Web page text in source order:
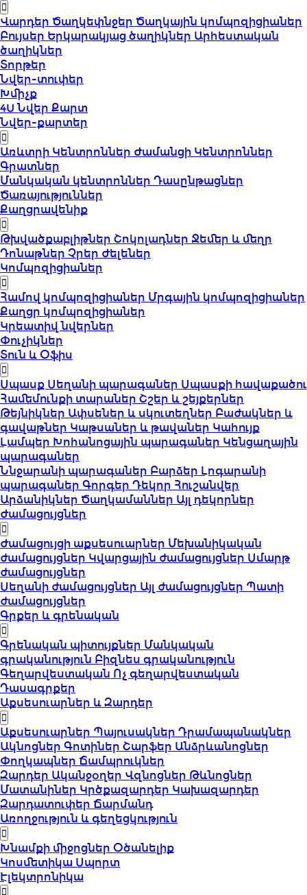
Վարդեր Ծաղկեփնջեր Ծաղկային կոմպոզիցիաներ
Բույսեր Երկարակյաց ծաղիկներ Արհեստական
ծաղիկներ
Տորթեր
Նվեր-տուփեր
Խմիչք
4U Նվեր Քարտ
Նվեր-քարտեր
Առևտրի Կենտրոններ Ժամանցի Կենտրոններ
Գրատներ
Մանկական կենտրոններ Դասընթացներ
Ծառայություններ
Քաղցրավենիք
Թխվածքաբլիթներ Շոկոլադներ Ջեմեր և մեղր
Դոնաթներ Չրեր Ժելեներ
Կոմպոզիցիաներ
Համով կոմպոզիցիաներ Մրգային կոմպոզիցիաներ
Քաղցր կոմպոզիցիաներ
Կրեատիվ նվերներ
Փուչիկներ
Տուն և Օֆիս
Սպասք Սեղանի պարագաներ Սպասքի հավաքածու
Համեմունքի տարաներ Շշեր և շեյքերներ
Թեյնիկներ Ափսեներ և սկուտեղներ Բաժակներ և
գավաթներ Կաթսաներ և թավաներ Կահույք
Լամպեր Խոհանոցային պարագաներ Կենցաղային
պարագաներ
Ննջարանի պարագաներ Բարձեր Լոգարանի
պարագաներ Գորգեր Դեկոր Հուշանվեր
Արձանիկներ Ծաղկամաններ Այլ դեկորներ
Ժամացույցներ
Ժամացույցի աքսեսուարներ Մեխանիկական
ժամացույցներ Կվարցային ժամացույցներ Սմարթ
ժամացույցներ
Սեղանի ժամացույցներ Այլ ժամացույցներ Պատի
ժամացույցներ
Գրքեր և գրենական
Գրենական պիտույքներ Մանկական
գրականություն Բիզնես գրականություն
Գեղարվեստական Ոչ գեղարվեստական
Դասագրքեր
Աքսեսուարներ և Զարդեր
Աքսեսուարներ Պայուսակներ Դրամապանակներ
Ակնոցներ Գոտիներ Շարֆեր Անձրևանոցներ
Փողկապներ Ճամպրուկներ
Զարդեր Ականջօղեր Վզնոցներ Թևնոցներ
Մատանիներ Կրծքազարդեր Կախազարդեր
Զարդատուփեր Ճարմանդ
Առողջություն և գեղեցկություն
Խնամքի միջոցներ Օծանելիք
Կոսմետիկա Սպորտ
Էլեկտրոնիկա